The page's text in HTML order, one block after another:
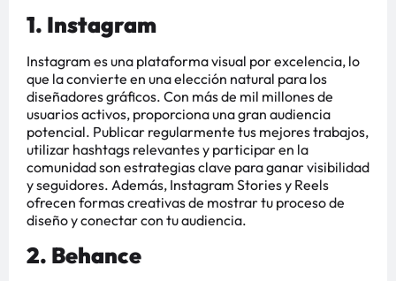
1. Instagram
Instagram es una plataforma visual por excelencia, lo
que la convierte en una elección natural para los
diseñadores gráficos. Con más de mil millones de
usuarios activos, proporciona una gran audiencia
potencial. Publicar regularmente tus mejores trabajos,
utilizar hashtags relevantes y participar en la
comunidad son estrategias clave para ganar visibilidad
y seguidores. Además, Instagram Stories y Reels
ofrecen formas creativas de mostrar tu proceso de
diseño y conectar con tu audiencia​​​​.
2. Behance